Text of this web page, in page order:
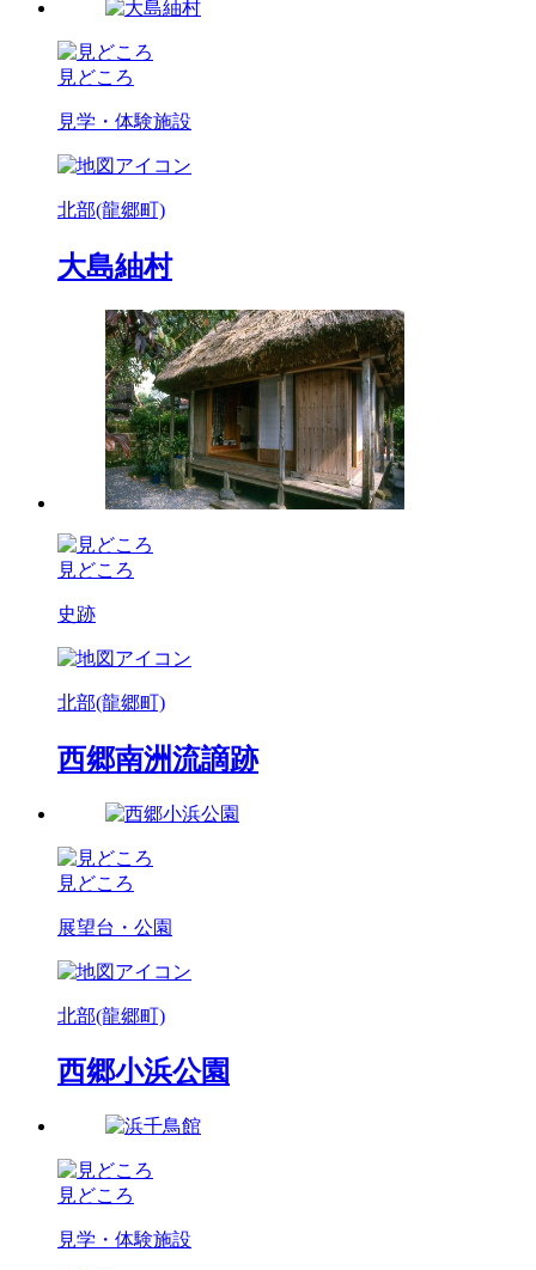
見どころ
見学・体験施設
北部(龍郷町)
大島紬村
見どころ
史跡
北部(龍郷町)
西郷南洲流謫跡
見どころ
展望台・公園
北部(龍郷町)
西郷小浜公園
見どころ
見学・体験施設